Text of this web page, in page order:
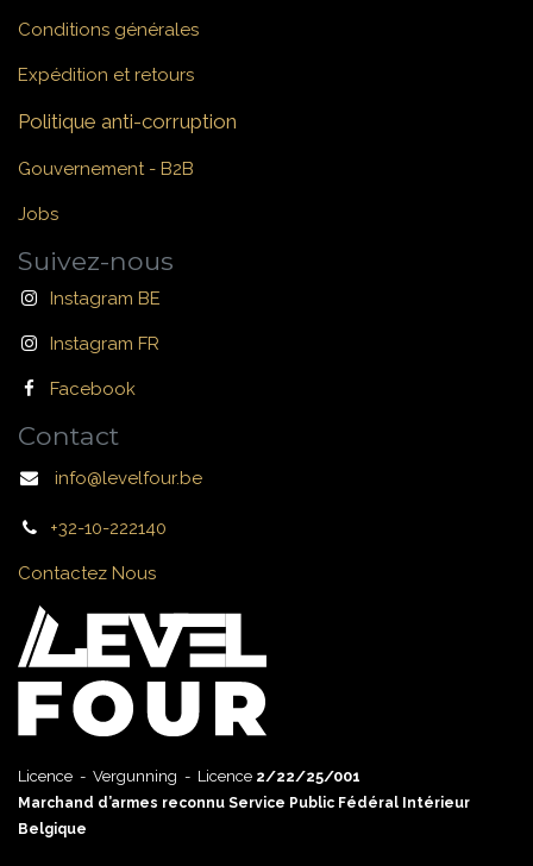
Conditions générales
Expédition et retours
Politique anti-corruption
Gouvernement - B2B
Jobs
Suivez-nous
Instagram BE
Instagram FR
Facebook
Contact
info@levelfour.be
+32-10-222140
Contactez Nous
Licence - Vergunning - Licence 2/22/25/001
Marchand d’armes reconnu Service Public Fédéral Intérieur
Belgique